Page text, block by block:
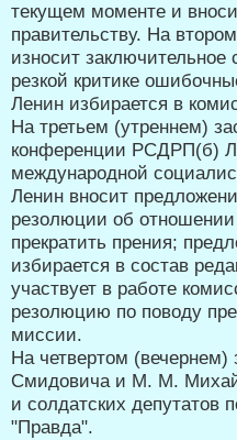
текущем моменте и
правительству. На
износит
резкой критике
Ленин избирается в
На третьем (утреннем)
конференции РСДРП(б)
междуна­родной
Ленин вносит
резолюции об
прекратить пре­ния;
избирается в состав
участвует в работе
резолюцию по поводу
миссии.
На четвертом
Смидовича и Μ. Μ.
и солдатских депу­татов
"Правда".